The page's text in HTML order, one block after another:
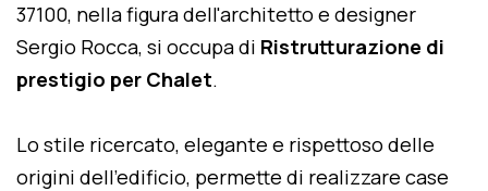
37100, nella figura dell'architetto e designer
Sergio Rocca, si occupa di Ristrutturazione di
prestigio per Chalet.
Lo stile ricercato, elegante e rispettoso delle
origini dell'edificio, permette di realizzare case